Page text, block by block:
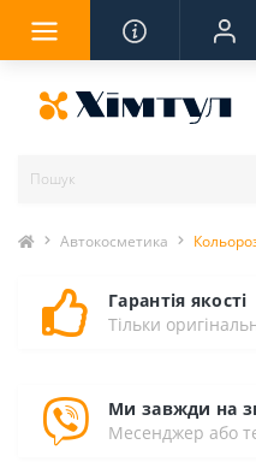
Автокосметика
Гарантія якості
Тільки
Ми завжди на
Месенджер або